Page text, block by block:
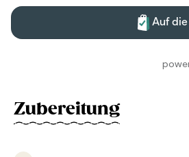
Zubereitung